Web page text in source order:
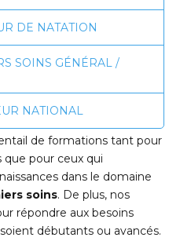
DE NATATION
SOINS GÉNÉRAL /
NATIONAL
de formations tant pour
pour ceux qui
dans le domaine
soins. De plus, nos
répondre aux besoins
débutants ou avancés.